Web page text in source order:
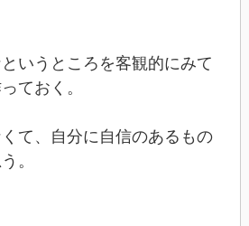
いうところを客観的にみて
ておく。
て、自分に自信のあるもの
。